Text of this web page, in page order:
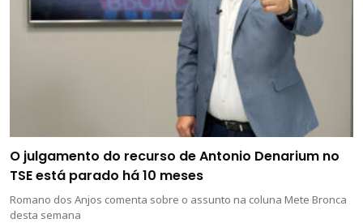
O julgamento do recurso de Antonio Denarium no
TSE está parado há 10 meses
Romano dos Anjos comenta sobre o assunto na coluna Mete Bronca
desta semana